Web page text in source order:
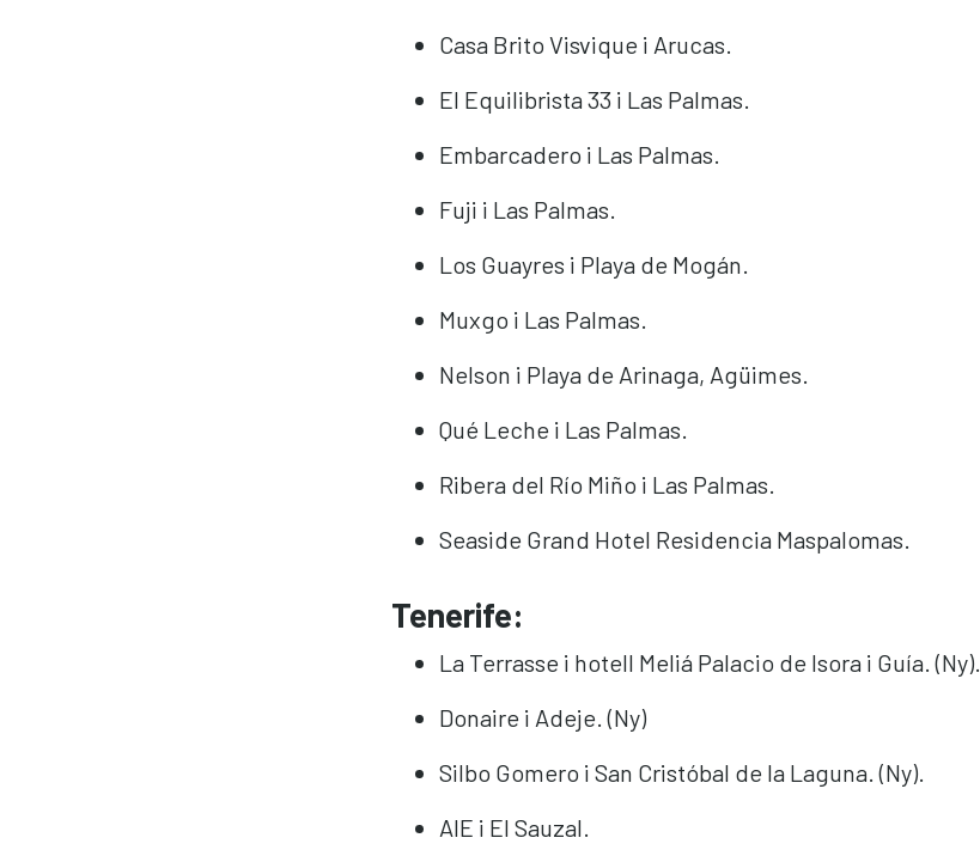
Casa Brito Visvique i Arucas.
El Equilibrista 33 i Las Palmas.
Embarcadero i Las Palmas.
Fuji i Las Palmas.
Los Guayres i Playa de Mogán.
Muxgo i Las Palmas.
Nelson i Playa de Arinaga, Agüimes.
Qué Leche i Las Palmas.
Ribera del Río Miño i Las Palmas.
Seaside Grand Hotel Residencia Maspalomas.
Tenerife:
La Terrasse i hotell Meliá Palacio de Isora i Guía. (Ny).
Donaire i Adeje. (Ny)
Silbo Gomero i San Cristóbal de la Laguna. (Ny).
AIE i El Sauzal.